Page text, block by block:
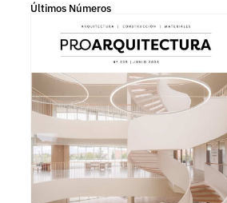
Últimos Números